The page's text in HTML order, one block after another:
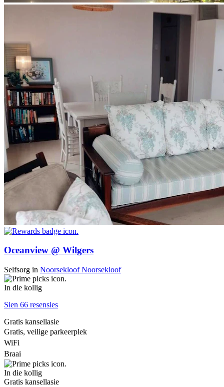
Oceanview @ Wilgers
Selfsorg in NoorsekloofNoorsekloof
In die kollig
Sien 66 resensies
Gratis kansellasie
Gratis, veilige parkeerplek
WiFi
Braai
In die kollig
Gratis kansellasie